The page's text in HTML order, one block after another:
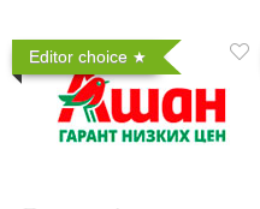
Editor choice